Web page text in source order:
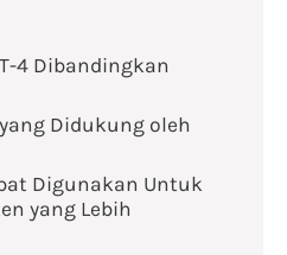
4 Dibandingkan
Didukung oleh
Digunakan Untuk
yang Lebih